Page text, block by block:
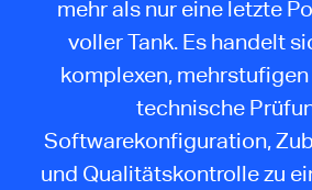
mehr als nur eine letzte
voller Tank. Es handelt
komplexen, mehrstufigen
technische
Softwarekonfiguration,
und Qualitätskontrolle zu